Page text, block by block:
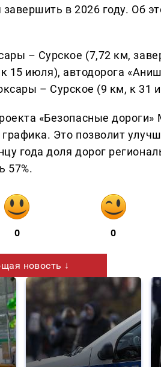
в 2026 году. Об
– Сурское (7,72 км,
15 июля), автодорога
– Сурское (9 км, к 31
«Безопасные
Это позволит
года доля дорог
57%.
0 0
новость ↓